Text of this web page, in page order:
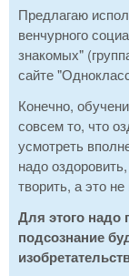
Предлагаю
венчурного
знакомых"
сайте
Конечно,
совсем то, что
усмотреть
надо
творить, а это
Для этого надо
подсознание